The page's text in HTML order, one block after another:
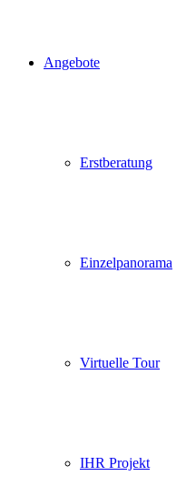
Angebote
Erstberatung
Einzelpanorama
Virtuelle Tour
IHR Projekt